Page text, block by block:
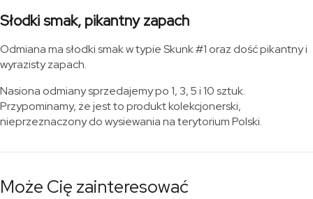
Słodki smak, pikantny zapach
Odmiana ma słodki smak w typie Skunk #1 oraz dość pikantny i
wyrazisty zapach.
Nasiona odmiany sprzedajemy po 1, 3, 5 i 10 sztuk.
Przypominamy, że jest to produkt kolekcjonerski,
nieprzeznaczony do wysiewania na terytorium Polski.
Może Cię zainteresować